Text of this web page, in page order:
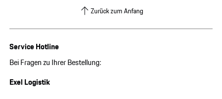
Zurück zum Anfang
Service Hotline
Bei Fragen zu Ihrer Bestellung:
Exel Logistik